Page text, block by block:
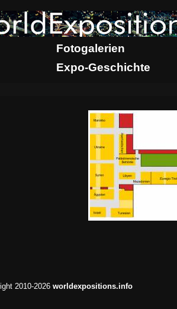
Fotogalerien
Expo-Geschichte
2010-2026 worldexpositions.info